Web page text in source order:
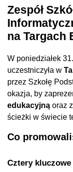
Zespół
na Targach
W poniedziałek
uczestniczyła w
przez Szkołę
okazja, by
edukacyjną oraz
ścieżki w świecie
Co
Cztery kluczowe